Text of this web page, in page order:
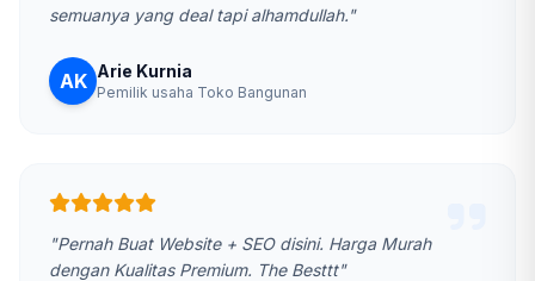
semuanya yang deal tapi alhamdullah."
AK Arie Kurnia
Pemilik usaha Toko Bangunan
"Pernah Buat Website + SEO disini. Harga Murah
dengan Kualitas Premium. The Besttt"